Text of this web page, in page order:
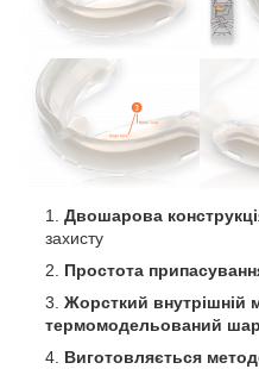
Двошарова
захисту
Простота
Жорсткий внутрішній
термомодельований шар
Виготовляється